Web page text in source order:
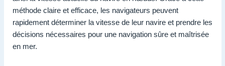
méthode claire et efficace, les navigateurs peuvent
rapidement déterminer la vitesse de leur navire et prendre les
décisions nécessaires pour une navigation sûre et maîtrisée
en mer.